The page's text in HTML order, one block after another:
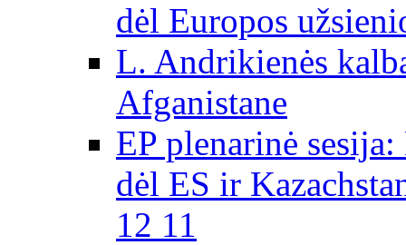
dėl Europos
L. Andrikienės
Afganistane
EP plenarinė
dėl ES ir
12 11